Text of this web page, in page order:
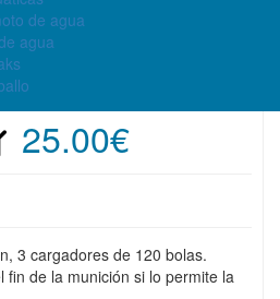
de agua
agua
4.6 /5 -
25.00€
3 cargadores de 120 bolas.
fin de la munición si lo permite la